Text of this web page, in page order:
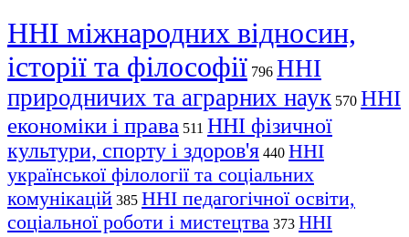
ННІ міжнародних відносин,
історії та філософії 796 ННІ
природничих та аграрних наук 570 ННІ
економіки і права 511 ННІ фізичної
культури, спорту і здоров'я 440 ННІ
української філології та соціальних
комунікацій 385 ННІ педагогічної освіти,
соціальної роботи і мистецтва 373 ННІ